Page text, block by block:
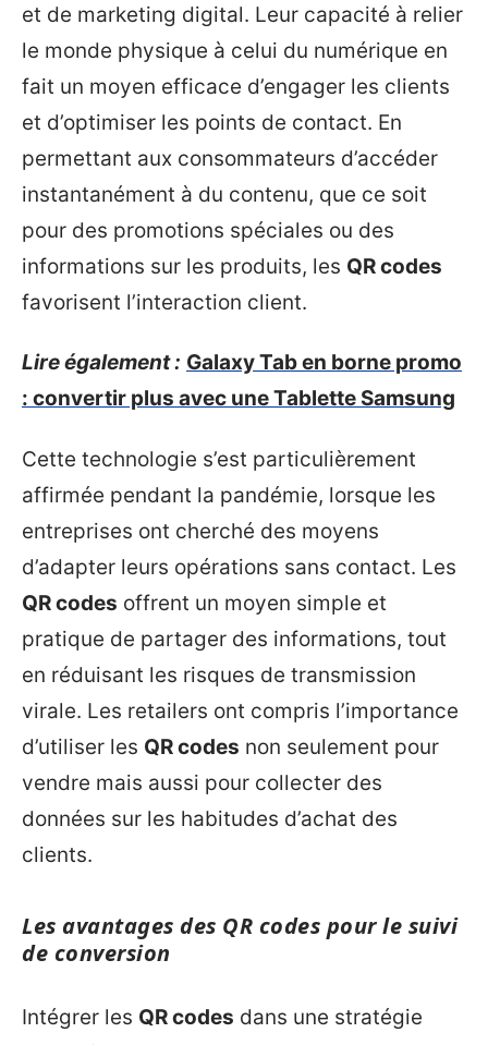
et de marketing digital. Leur capacité à relier
le monde physique à celui du numérique en
fait un moyen efficace d’engager les clients
et d’optimiser les points de contact. En
permettant aux consommateurs d’accéder
instantanément à du contenu, que ce soit
pour des promotions spéciales ou des
informations sur les produits, les QR codes
favorisent l’interaction client.
Lire également : Galaxy Tab en borne promo
: convertir plus avec une Tablette Samsung
Cette technologie s’est particulièrement
affirmée pendant la pandémie, lorsque les
entreprises ont cherché des moyens
d’adapter leurs opérations sans contact. Les
QR codes offrent un moyen simple et
pratique de partager des informations, tout
en réduisant les risques de transmission
virale. Les retailers ont compris l’importance
d’utiliser les QR codes non seulement pour
vendre mais aussi pour collecter des
données sur les habitudes d’achat des
clients.
Les avantages des QR codes pour le suivi
de conversion
Intégrer les QR codes dans une stratégie